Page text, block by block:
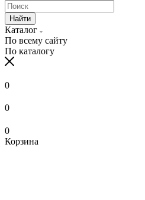
Найти
Каталог
По всему сайту
По каталогу
0
0
0
Корзина